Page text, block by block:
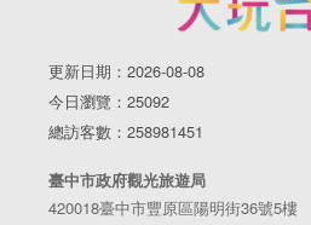
更新日期：2026-08-08
今日瀏覽：25092
總訪客數：258981451
臺中市政府觀光旅遊局
420018臺中市豐原區陽明街36號5樓